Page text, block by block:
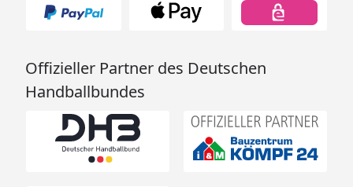
Offizieller Partner des Deutschen
Handballbundes